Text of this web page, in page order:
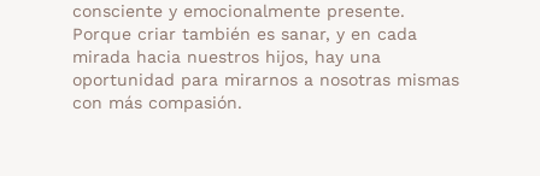
consciente y emocionalmente presente.
Porque criar también es sanar, y en cada
mirada hacia nuestros hijos, hay una
oportunidad para mirarnos a nosotras mismas
con más compasión.